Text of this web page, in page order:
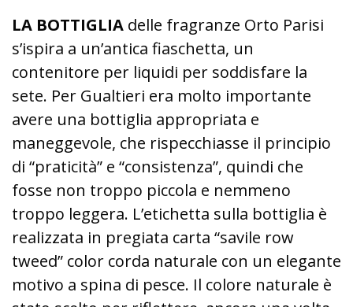
LA BOTTIGLIA delle fragranze Orto Parisi
s’ispira a un’antica fiaschetta, un
contenitore per liquidi per soddisfare la
sete. Per Gualtieri era molto importante
avere una bottiglia appropriata e
maneggevole, che rispecchiasse il principio
di “praticità” e “consistenza”, quindi che
fosse non troppo piccola e nemmeno
troppo leggera. L’etichetta sulla bottiglia è
realizzata in pregiata carta “savile row
tweed” color corda naturale con un elegante
motivo a spina di pesce. Il colore naturale è